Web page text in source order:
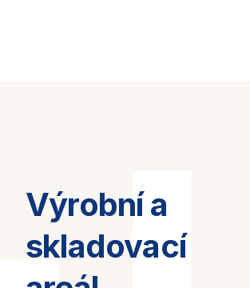
Výrobní a
skladovací